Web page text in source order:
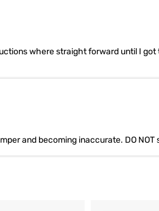
where straight forward until I
and becoming inaccurate. DO